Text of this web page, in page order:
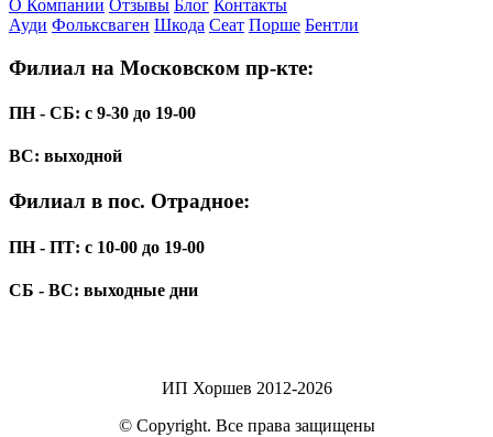
О Компании Отзывы Блог Контакты
Ауди Фольксваген Шкода Сеат Порше Бентли
Филиал на Московском пр-кте:
ПН - СБ: с 9-30 до 19-00
ВС: выходной
Филиал в пос. Отрадное:
ПН - ПТ: с 10-00 до 19-00
СБ - ВС: выходные дни
ИП Хоршев 2012-2026
© Copyright. Все права защищены